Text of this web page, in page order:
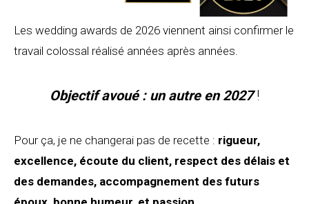
Les wedding awards de 2026 viennent ainsi confirmer le
travail colossal réalisé années après années.
Objectif avoué : un autre en 2027!
Pour ça, je ne changerai pas de recette : rigueur,
excellence, écoute du client, respect des délais et
des demandes, accompagnement des futurs